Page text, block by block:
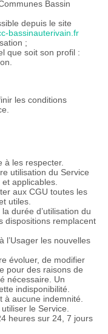
Bassin
depuis le site
bassinauterivain.fr
;
que soit son profil :
les conditions
à les respecter.
utilisation du Service
applicables.
aux CGU toutes les
utiles.
durée d’utilisation du
dispositions remplacent
l’Usager les nouvelles
évoluer, de modifier
pour des raisons de
nécessaire. Un
indisponibilité.
à aucune indemnité.
le Service.
heures sur 24, 7 jours